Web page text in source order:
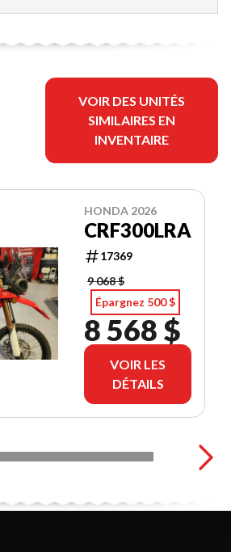
VOIR DES UNITÉS
SIMILAIRES EN
INVENTAIRE
HONDA 2026
CRF300LRA
17369
9 068 $
Épargnez 500 $
8 568 $
VOIR LES
DÉTAILS